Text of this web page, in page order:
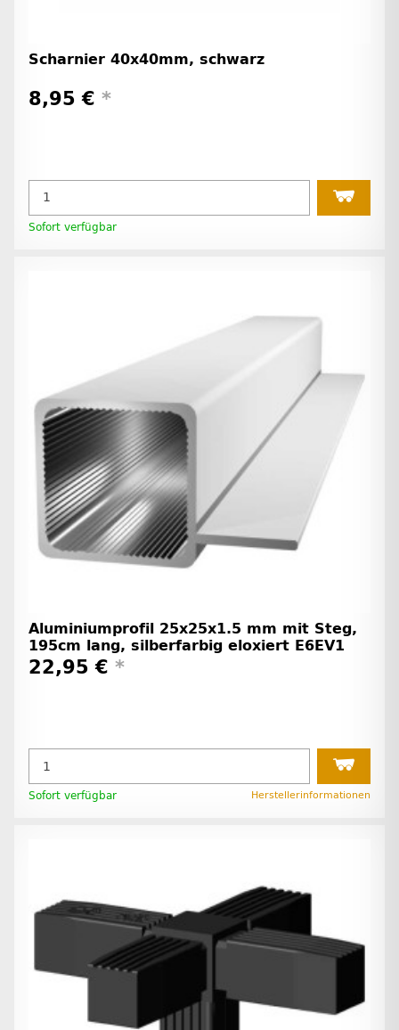
Scharnier 40x40mm, schwarz
8,95 € *
Sofort verfügbar
Aluminiumprofil 25x25x1.5 mm mit Steg,
195cm lang, silberfarbig eloxiert E6EV1
22,95 € *
Sofort verfügbar Herstellerinformationen